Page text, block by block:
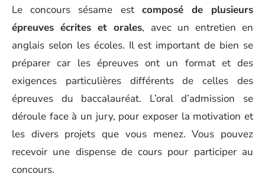
Le concours sésame est composé de plusieurs
épreuves écrites et orales, avec un entretien en
anglais selon les écoles. Il est important de bien se
préparer car les épreuves ont un format et des
exigences particulières différents de celles des
épreuves du baccalauréat. L’oral d’admission se
déroule face à un jury, pour exposer la motivation et
les divers projets que vous menez. Vous pouvez
recevoir une dispense de cours pour participer au
concours.